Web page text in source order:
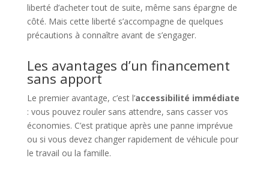
liberté d’acheter tout de suite, même sans épargne de
côté. Mais cette liberté s’accompagne de quelques
précautions à connaître avant de s’engager.
Les avantages d’un financement
sans apport
Le premier avantage, c’est l’accessibilité immédiate
: vous pouvez rouler sans attendre, sans casser vos
économies. C’est pratique après une panne imprévue
ou si vous devez changer rapidement de véhicule pour
le travail ou la famille.